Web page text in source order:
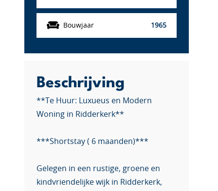
Bouwjaar 1965
Beschrijving
**Te Huur: Luxueus en Modern
Woning in Ridderkerk**
***Shortstay ( 6 maanden)***
Gelegen in een rustige, groene en
kindvriendelijke wijk in Ridderkerk,